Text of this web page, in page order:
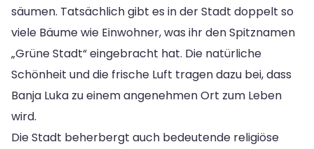
säumen. Tatsächlich gibt es in der Stadt doppelt so
viele Bäume wie Einwohner, was ihr den Spitznamen
„Grüne Stadt“ eingebracht hat. Die natürliche
Schönheit und die frische Luft tragen dazu bei, dass
Banja Luka zu einem angenehmen Ort zum Leben
wird.
Die Stadt beherbergt auch bedeutende religiöse